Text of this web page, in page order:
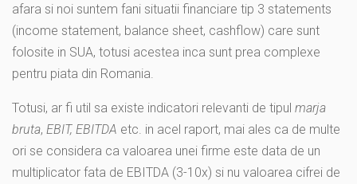
afara si noi suntem fani situatii financiare tip 3 statements
(income statement, balance sheet, cashflow) care sunt
folosite in SUA, totusi acestea inca sunt prea complexe
pentru piata din Romania.
Totusi, ar fi util sa existe indicatori relevanti de tipul marja
bruta, EBIT, EBITDA etc. in acel raport, mai ales ca de multe
ori se considera ca valoarea unei firme este data de un
multiplicator fata de EBITDA (3-10x) si nu valoarea cifrei de